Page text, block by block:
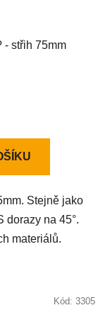
- střih 75mm
Stejně jako
dorazy na 45°.
materiálů.
Kód: 3305